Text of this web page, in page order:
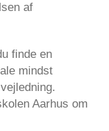
af
finde en
mindst
Aarhus om